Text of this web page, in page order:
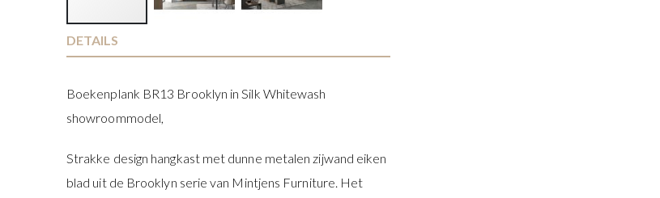
Ga
naar
begin
van
afbeeldingen-
gallerij
DETAILS
Boekenplank BR13 Brooklyn in Silk Whitewash
showroommodel,
Strakke design hangkast met dunne metalen zijwand eiken
blad uit de Brooklyn serie van Mintjens Furniture. Het